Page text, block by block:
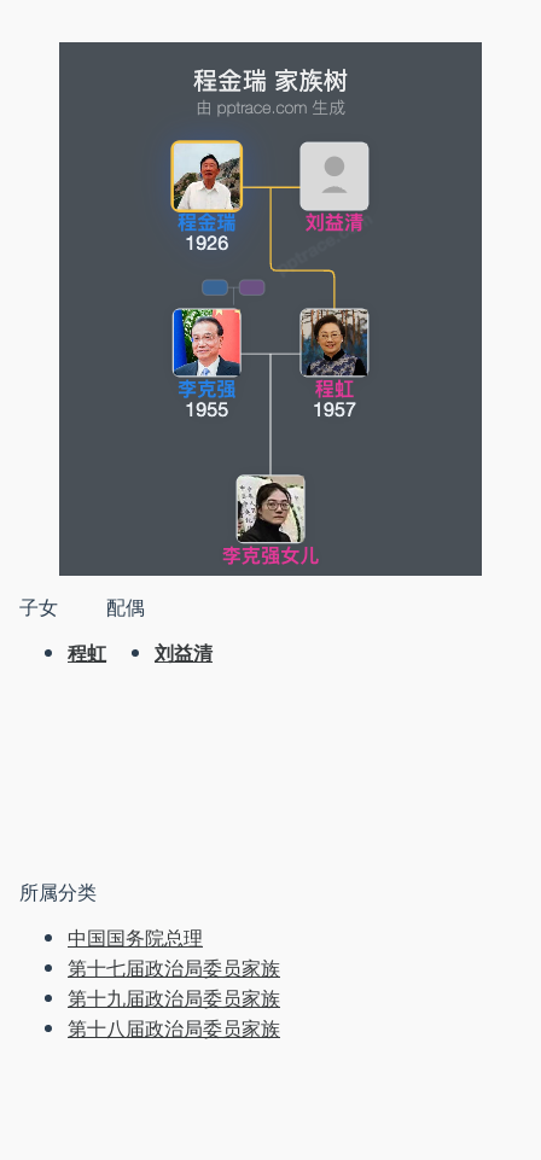
子女
程虹
配偶
刘益清
所属分类
中国国务院总理
第十七届政治局委员家族
第十九届政治局委员家族
第十八届政治局委员家族